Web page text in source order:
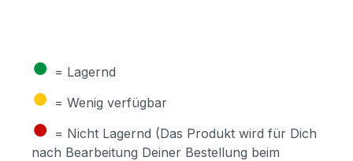
● = Lagernd
● = Wenig verfügbar
● = Nicht Lagernd (Das Produkt wird für Dich
nach Bearbeitung Deiner Bestellung beim